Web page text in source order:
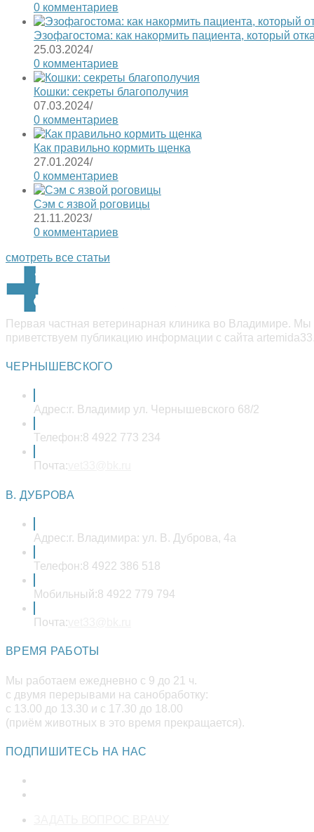
0 комментариев
Эзофагостома: как накормить пациента, который
25.03.2024/
0 комментариев
Кошки: секреты благополучия
07.03.2024/
0 комментариев
Как правильно кормить щенка
27.01.2024/
0 комментариев
Сэм с язвой роговицы
21.11.2023/
0 комментариев
смотреть все статьи
Первая частная ветеринарная клиника во Владимире.
приветствуем публикацию информации с сайта
ЧЕРНЫШЕВСКОГО
Адрес:г. Владимир ул. Чернышевского 68/2
Телефон:8 4922 773 234
Почта:
В. ДУБРОВА
Адрес:г. Владимира: ул. В. Дуброва, 4а
Телефон:8 4922 386 518
Мобильный:8 4922 779 794
Почта:
ВРЕМЯ РАБОТЫ
Мы работаем ежедневно с 9 до 21 ч.
с двумя перерывами на санобработку:
с 13.00 до 13.30 и с 17.30 до 18.00
(приём животных в это время прекращается).
ПОДПИШИТЕСЬ НА НАС